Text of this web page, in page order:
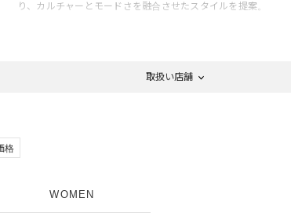
り、カルチャーとモードさを融合させたスタイルを提案。
取扱い店舗
格
WOMEN